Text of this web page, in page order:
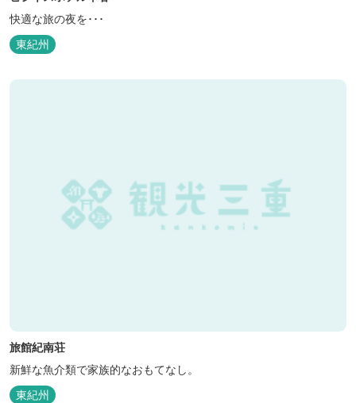
快適な旅の夜を･･･
東紀州
旅館紀南荘
新鮮な魚介類で家族的なおもてなし。
東紀州